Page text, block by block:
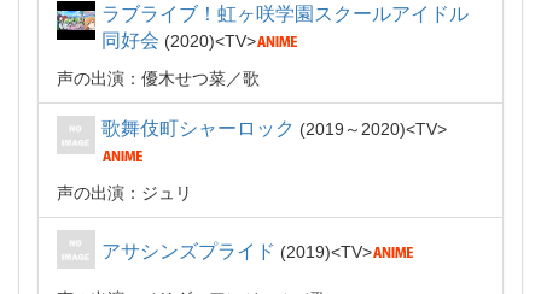
ラブライブ！虹ヶ咲学園スクールアイドル
同好会
2020
TV
声の出演：優木せつ菜
歌
歌舞伎町シャーロック 2019～2020 TV
声の出演：ジュリ
アサシンズプライド 2019 TV